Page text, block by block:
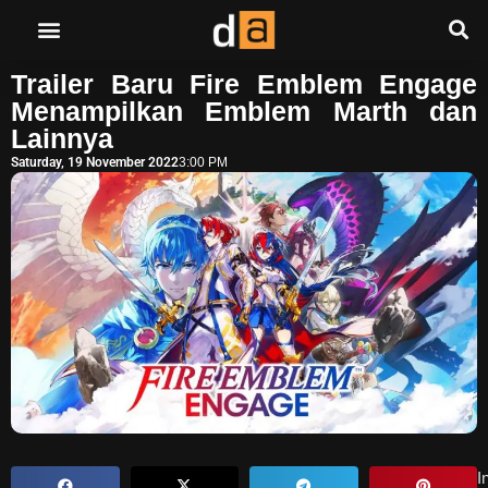
Trailer Baru Fire Emblem Engage
Menampilkan Emblem Marth dan
Lainnya
Saturday, 19 November 20223:00 PM